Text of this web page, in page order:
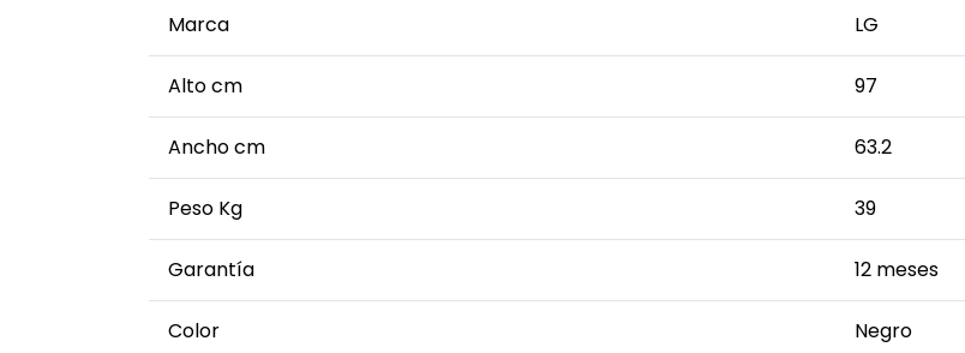
Marca LG
Alto cm 97
Ancho cm 63.2
Peso Kg 39
Garantía 12 meses
Color Negro